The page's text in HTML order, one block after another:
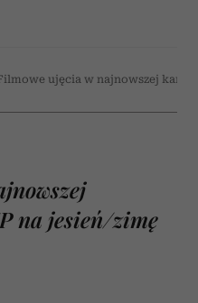
ujęcia w najnowszej
na jesień/zimę